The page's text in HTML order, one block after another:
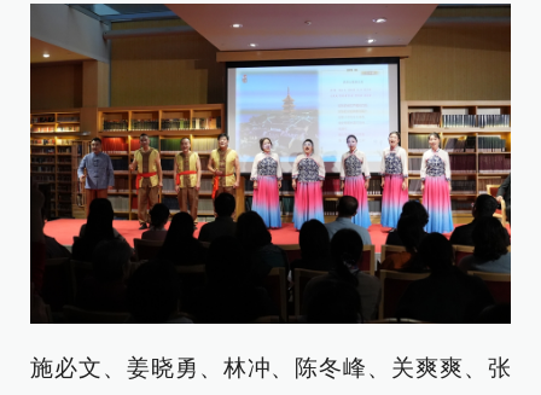
施必文、姜晓勇、林冲、陈冬峰、关爽爽、张